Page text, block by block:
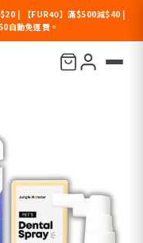
| 【FUR40】滿$500減$40 |
自動免運費。